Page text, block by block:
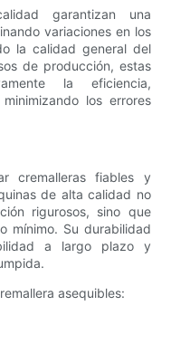
garantizan una
variaciones en los
la calidad general del
de producción, estas
la eficiencia,
los errores
cremalleras fiables y
de alta calidad no
rigurosos, sino que
mínimo. Su durabilidad
a largo plazo y
asequibles: